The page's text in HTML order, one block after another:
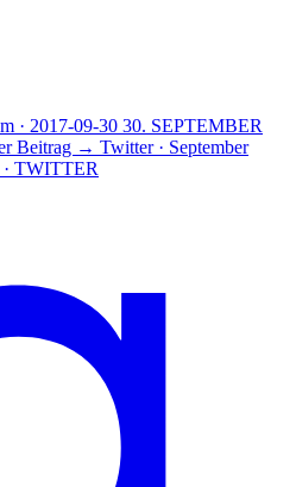
· 2017-09-30 30. SEPTEMBER
Beitrag → Twitter · September
TWITTER